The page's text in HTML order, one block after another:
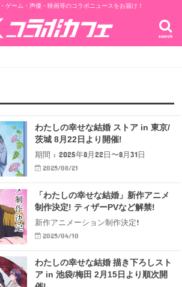
ゲーム・声優・映画等のコラボニュースをお届け！
search
わたしの幸せな結婚 ストア in 東京/
茨城 8月22日より開催!
期間 : 2025年8月22日〜8月31日
2025/08/21
「わたしの幸せな結婚」新作アニメ
制作決定! ティザーPVなど解禁!
新作アニメーション制作決定!
2025/04/10
わたしの幸せな結婚 描き下ろしスト
ア in 池袋/梅田 2月15日より順次開